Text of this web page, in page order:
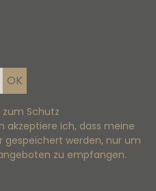
zum Schutz
akzeptiere ich, dass meine
werden, nur um
zu empfangen.